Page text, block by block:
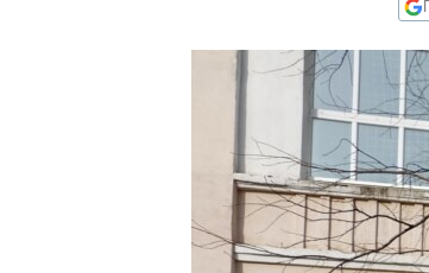
ПОДПИШИТЕСЬ НА РАССЫЛКУ